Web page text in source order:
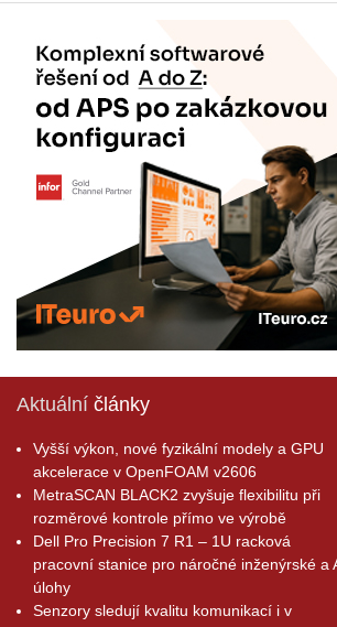
Aktuální články
Vyšší výkon, nové fyzikální modely a GPU
akcelerace v OpenFOAM v2606
MetraSCAN BLACK2 zvyšuje flexibilitu při
rozměrové kontrole přímo ve výrobě
Dell Pro Precision 7 R1 – 1U racková
pracovní stanice pro náročné inženýrské a
úlohy
Senzory sledují kvalitu komunikací i v